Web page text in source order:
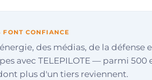
FONT CONFIANCE
des médias, de la défense
avec TELEPILOTE — parmi 500
plus d'un tiers reviennent.